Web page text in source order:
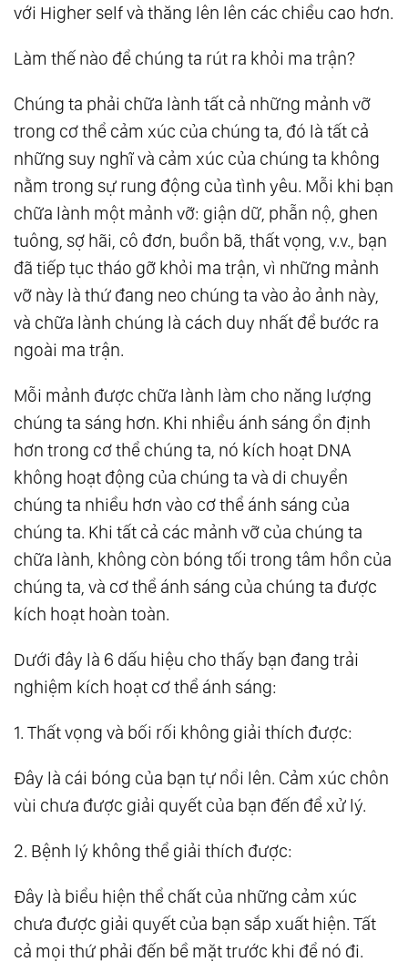
với Higher self và thăng lên lên các chiều cao hơn.
Làm thế nào để chúng ta rút ra khỏi ma trận?
Chúng ta phải chữa lành tất cả những mảnh vỡ
trong cơ thể cảm xúc của chúng ta, đó là tất cả
những suy nghĩ và cảm xúc của chúng ta không
nằm trong sự rung động của tình yêu. Mỗi khi bạn
chữa lành một mảnh vỡ: giận dữ, phẫn nộ, ghen
tuông, sợ hãi, cô đơn, buồn bã, thất vọng, v.v., bạn
đã tiếp tục tháo gỡ khỏi ma trận, vì những mảnh
vỡ này là thứ đang neo chúng ta vào ảo ảnh này,
và chữa lành chúng là cách duy nhất để bước ra
ngoài ma trận.
Mỗi mảnh được chữa lành làm cho năng lượng
chúng ta sáng hơn. Khi nhiều ánh sáng ổn định
hơn trong cơ thể chúng ta, nó kích hoạt DNA
không hoạt động của chúng ta và di chuyển
chúng ta nhiều hơn vào cơ thể ánh sáng của
chúng ta. Khi tất cả các mảnh vỡ của chúng ta
chữa lành, không còn bóng tối trong tâm hồn của
chúng ta, và cơ thể ánh sáng của chúng ta được
kích hoạt hoàn toàn.
Dưới đây là 6 dấu hiệu cho thấy bạn đang trải
nghiệm kích hoạt cơ thể ánh sáng:
1. Thất vọng và bối rối không giải thích được:
Đây là cái bóng của bạn tự nổi lên. Cảm xúc chôn
vùi chưa được giải quyết của bạn đến để xử lý.
2. Bệnh lý không thể giải thích được:
Đây là biểu hiện thể chất của những cảm xúc
chưa được giải quyết của bạn sắp xuất hiện. Tất
cả mọi thứ phải đến bề mặt trước khi để nó đi.